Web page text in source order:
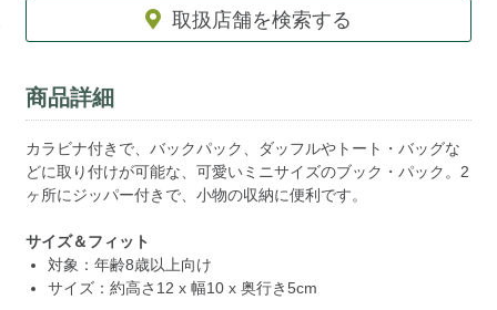
取扱店舗を検索する
商品詳細
カラビナ付きで、バックパック、ダッフルやトート・バッグな
どに取り付けが可能な、可愛いミニサイズのブック・パック。2
ヶ所にジッパー付きで、小物の収納に便利です。
サイズ＆フィット
対象：年齢8歳以上向け
サイズ：約高さ12 x 幅10 x 奥行き5cm